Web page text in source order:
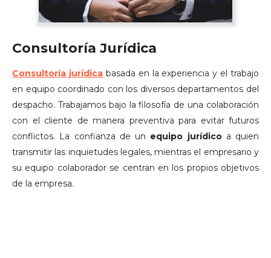
Consultoría Jurídica
Consultoría jurídica basada en la experiencia y el trabajo
en equipo coordinado con los diversos departamentos del
despacho. Trabajamos bajo la filosofía de una colaboración
con el cliente de manera preventiva para evitar futuros
conflictos. La confianza de un equipo jurídicoa quien
transmitir las inquietudes legales, mientras el empresario y
su equipo colaborador se centran en los propios objetivos
de la empresa.